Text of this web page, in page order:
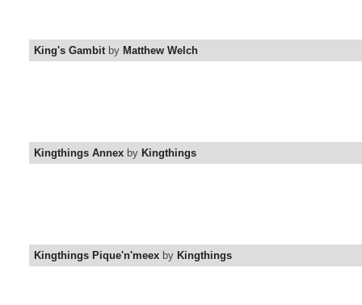
King's Gambitby Matthew Welch
Kingthings Annex by Kingthings
Kingthings Pique'n'meex by Kingthings